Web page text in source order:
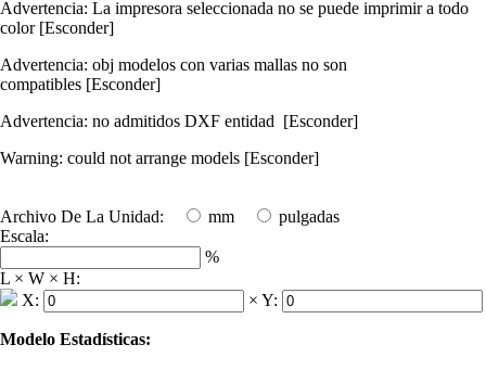
Advertencia: La impresora seleccionada no se puede imprimir a todo
color [Esconder]
Advertencia: obj modelos con varias mallas no son
compatibles [Esconder]
Advertencia: no admitidos DXF entidad [Esconder]
Warning: could not arrange models [Esconder]
Archivo De La Unidad: mm
pulgadas
Escala:
%
L × W × H:
X:
× Y:
Modelo Estadísticas: